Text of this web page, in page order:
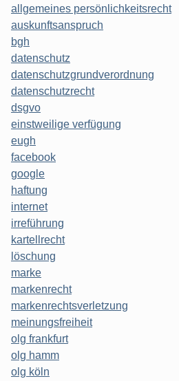
allgemeines persönlichkeitsrecht
auskunftsanspruch
bgh
datenschutz
datenschutzgrundverordnung
datenschutzrecht
dsgvo
einstweilige verfügung
eugh
facebook
google
haftung
internet
irreführung
kartellrecht
löschung
marke
markenrecht
markenrechtsverletzung
meinungsfreiheit
olg frankfurt
olg hamm
olg köln